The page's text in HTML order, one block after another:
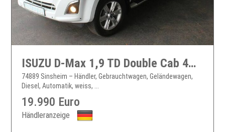
ISUZU D-Max 1,9 TD Double Cab 4WD Hardtop AHK
74889 Sinsheim – Händler, Gebrauchtwagen, Geländewagen,
Diesel, Automatik, weiss, ...
19.990 Euro
Händleranzeige